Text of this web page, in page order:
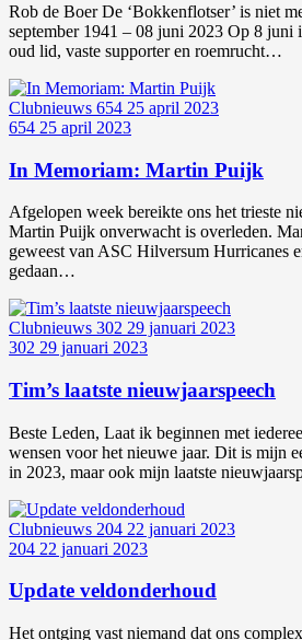
Rob de Boer De ‘Bokkenflotser’ is niet
september 1941 – 08 juni 2023 Op 8 juni
oud lid, vaste supporter en roemrucht…
Clubnieuws 654 25 april 2023
654 25 april 2023
In Memoriam: Martin Puijk
Afgelopen week bereikte ons het trieste
Martin Puijk onverwacht is overleden.
geweest van ASC Hilversum Hurricanes
gedaan…
Clubnieuws 302 29 januari 2023
302 29 januari 2023
Tim’s laatste nieuwjaarspeech
Beste Leden, Laat ik beginnen met
wensen voor het nieuwe jaar. Dit is mijn
in 2023, maar ook mijn laatste
Clubnieuws 204 22 januari 2023
204 22 januari 2023
Update veldonderhoud
Het ontging vast niemand dat ons